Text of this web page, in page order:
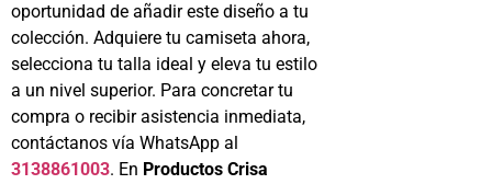
oportunidad de añadir este diseño a tu
colección. Adquiere tu camiseta ahora,
selecciona tu talla ideal y eleva tu estilo
a un nivel superior. Para concretar tu
compra o recibir asistencia inmediata,
contáctanos vía WhatsApp al
3138861003. En Productos Crisa